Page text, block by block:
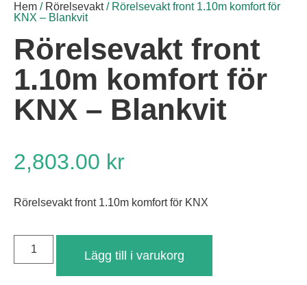
Hem / Rörelsevakt/ Rörelsevakt front 1.10m komfort för
KNX – Blankvit
Rörelsevakt front
1.10m komfort för
KNX – Blankvit
2,803.00 kr
Rörelsevakt front 1.10m komfort för KNX
Lägg till i varukorg